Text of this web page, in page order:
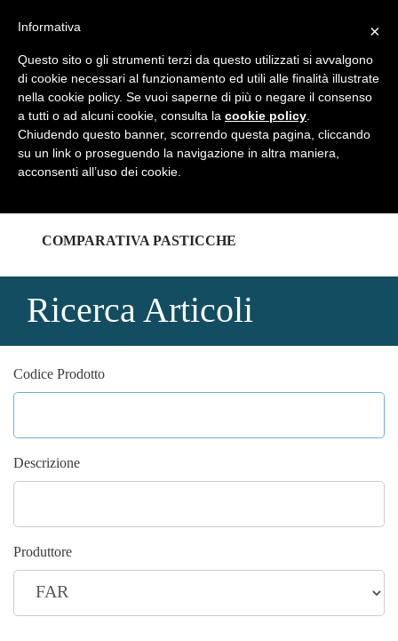
REGISTRATI
HOME
COMPARATIVA PASTICCHE
Ricerca Articoli
Codice Prodotto
Descrizione
Produttore
×
Informativa
Questo sito o gli strumenti terzi da questo utilizzati si avvalgono
di cookie necessari al funzionamento ed utili alle finalità illustrate
nella cookie policy. Se vuoi saperne di più o negare il consenso
a tutti o ad alcuni cookie, consulta la cookie policy
Chiudendo questo banner, scorrendo questa pagina, cliccando
su un link o proseguendo la navigazione in altra maniera,
acconsenti all’uso dei cookie.